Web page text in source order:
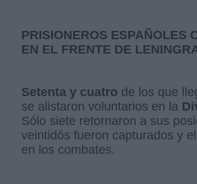
PRISIONEROS ESPAÑOLES
EN EL FRENTE DE
Setenta y cuatro de los que
se alistaron voluntarios en la
Sólo siete retornaron a sus
veintidós fueron capturados y
en los combates.